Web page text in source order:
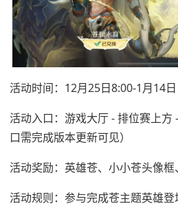
活动时间：12月25日8:00-1月14日
活动入口：游戏大厅 - 排位赛上方
口需完成版本更新可见）
活动奖励：英雄苍、小小苍头像
活动规则：参与完成苍主题英雄登